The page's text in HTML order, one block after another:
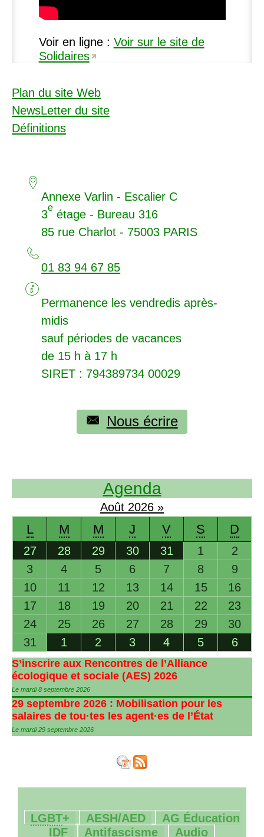
Voir en ligne : Voir sur le site de
Solidaires
Plan du site Web
NewsLetter du site
Définitions
Annexe Varlin - Escalier C
3
e
étage - Bureau 316
85 rue Charlot - 75003 PARIS
01 83 94 67 85
Permanence les vendredis après-
midis
sauf périodes de vacances
de 15 h à 17 h
SIRET: 794389734 00029
Nous écrire
Agenda
Août 2026 »
L M M J V S D
27 28 29 30 31 1
2
3
4 5 6 7 8
9
10
11 12 13 14 15
16
17
18 19 20 21 22
23
24
25 26 27 28 29
30
31
1 2 3 4 5 6
S’inscrire aux Rencontres de l’Alliance
écologique et sociale (AES) 2026
Le mardi 8 septembre 2026
29 septembre 2026 : Mobilisation pour les
salaires de tou·tes les agent·es de l’État
Le mardi 29 septembre 2026
75/2265
LGBT+
139/2265 AESH/AED
17/2265 AG Éducation
IDF
239/2265 Antifascisme
42/2265 Audio
33/2265